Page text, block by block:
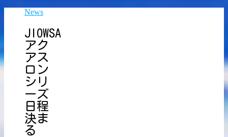
News
JIOWSA
アク
アス
ロン
シリ
ーズ
日程
決ま
る